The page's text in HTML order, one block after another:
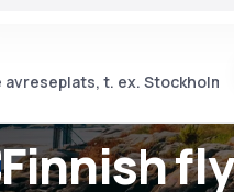
Finnish